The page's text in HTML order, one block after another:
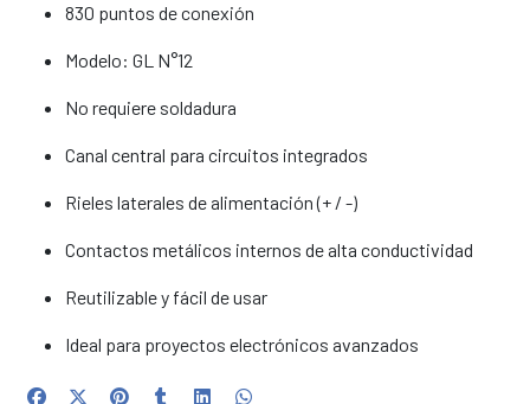
830 puntos de conexión
Modelo: GL N°12
No requiere soldadura
Canal central para circuitos integrados
Rieles laterales de alimentación (+ / -)
Contactos metálicos internos de alta conductividad
Reutilizable y fácil de usar
Ideal para proyectos electrónicos avanzados